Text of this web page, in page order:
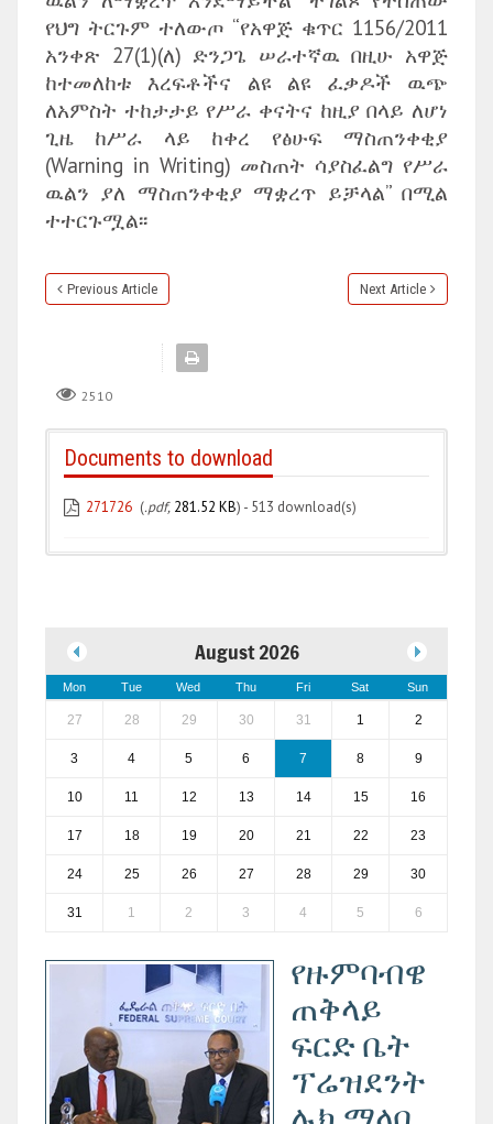
የህግ ትርጉም ተለውጦ “የአዋጅ ቁጥር 1156/2011
አንቀጽ 27(1)(ለ) ድንጋጌ ሠራተኛዉ በዚሁ አዋጅ
ከተመለከቱ እረፍቶችና ልዩ ልዩ ፈቃዶች ዉጭ
ለአምስት ተከታታይ የሥራ ቀናትና ከዚያ በላይ ለሆነ
ጊዜ ከሥራ ላይ ከቀረ የፅሁፍ ማስጠንቀቂያ
(Warning in Writing) መስጠት ሳያስፈልግ የሥራ
ዉልን ያለ ማስጠንቀቂያ ማቋረጥ ይቻላል” በሚል
ተተርጉሟል፡፡
Previous Article Next Article
2510
Documents to download
271726 (.pdf, 281.52 KB) - 513 download(s)
August 2026
Mon Tue Wed Thu Fri Sat Sun
27 28 29 30 31 1 2
3 4 5 6 7 8 9
10 11 12 13 14 15 16
17 18 19 20 21 22 23
24 25 26 27 28 29 30
31 1 2 3 4 5 6
የዙምባብዌ
ጠቅላይ
ፍርድ ቤት
ፕሬዝደንት